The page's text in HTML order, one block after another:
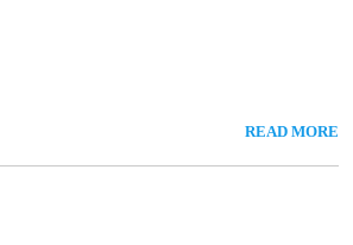
READ MORE